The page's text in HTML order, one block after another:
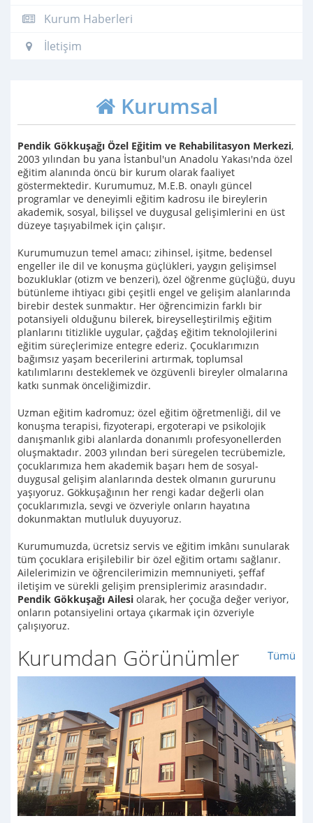
Kurum Haberleri
İletişim
Kurumsal
Pendik Gökkuşağı Özel Eğitim ve Rehabilitasyon Merkezi,
2003 yılından bu yana İstanbul'un Anadolu Yakası'nda özel
eğitim alanında öncü bir kurum olarak faaliyet
göstermektedir. Kurumumuz, M.E.B. onaylı güncel
programlar ve deneyimli eğitim kadrosu ile bireylerin
akademik, sosyal, bilişsel ve duygusal gelişimlerini en üst
düzeye taşıyabilmek için çalışır.
Kurumumuzun temel amacı; zihinsel, işitme, bedensel
engeller ile dil ve konuşma güçlükleri, yaygın gelişimsel
bozukluklar (otizm ve benzeri), özel öğrenme güçlüğü, duyu
bütünleme ihtiyacı gibi çeşitli engel ve gelişim alanlarında
birebir destek sunmaktır. Her öğrencimizin farklı bir
potansiyeli olduğunu bilerek, bireyselleştirilmiş eğitim
planlarını titizlikle uygular, çağdaş eğitim teknolojilerini
eğitim süreçlerimize entegre ederiz. Çocuklarımızın
bağımsız yaşam becerilerini artırmak, toplumsal
katılımlarını desteklemek ve özgüvenli bireyler olmalarına
katkı sunmak önceliğimizdir.
Uzman eğitim kadromuz; özel eğitim öğretmenliği, dil ve
konuşma terapisi, fizyoterapi, ergoterapi ve psikolojik
danışmanlık gibi alanlarda donanımlı profesyonellerden
oluşmaktadır. 2003 yılından beri süregelen tecrübemizle,
çocuklarımıza hem akademik başarı hem de sosyal-
duygusal gelişim alanlarında destek olmanın gururunu
yaşıyoruz. Gökkuşağının her rengi kadar değerli olan
çocuklarımızla, sevgi ve özveriyle onların hayatına
dokunmaktan mutluluk duyuyoruz.
Kurumumuzda, ücretsiz servis ve eğitim imkânı sunularak
tüm çocuklara erişilebilir bir özel eğitim ortamı sağlanır.
Ailelerimizin ve öğrencilerimizin memnuniyeti, şeffaf
iletişim ve sürekli gelişim prensiplerimiz arasındadır.
Pendik Gökkuşağı Ailesi olarak, her çocuğa değer veriyor,
onların potansiyelini ortaya çıkarmak için özveriyle
çalışıyoruz.
Kurumdan Görünümler Tümü